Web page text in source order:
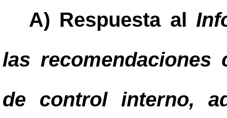
A) Respuesta al
las recomendaciones
de control interno,